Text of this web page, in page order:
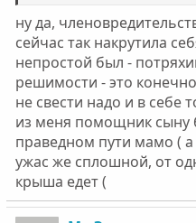
ну да,
сейчас так накрутила
непростой был -
решимости - это
не свести надо и в себе
из меня помощник сыну
праведном пути мамо (
ужас же сплошной, от
крыша едет (